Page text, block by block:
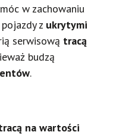
w zachowaniu
z ukrytymi
serwisową tracą
budzą
.
na wartości